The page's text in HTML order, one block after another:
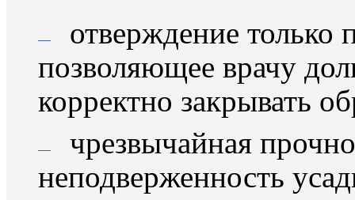
отверждение только
позволяющее врачу
корректно закрывать
чрезвычайная
неподверженность